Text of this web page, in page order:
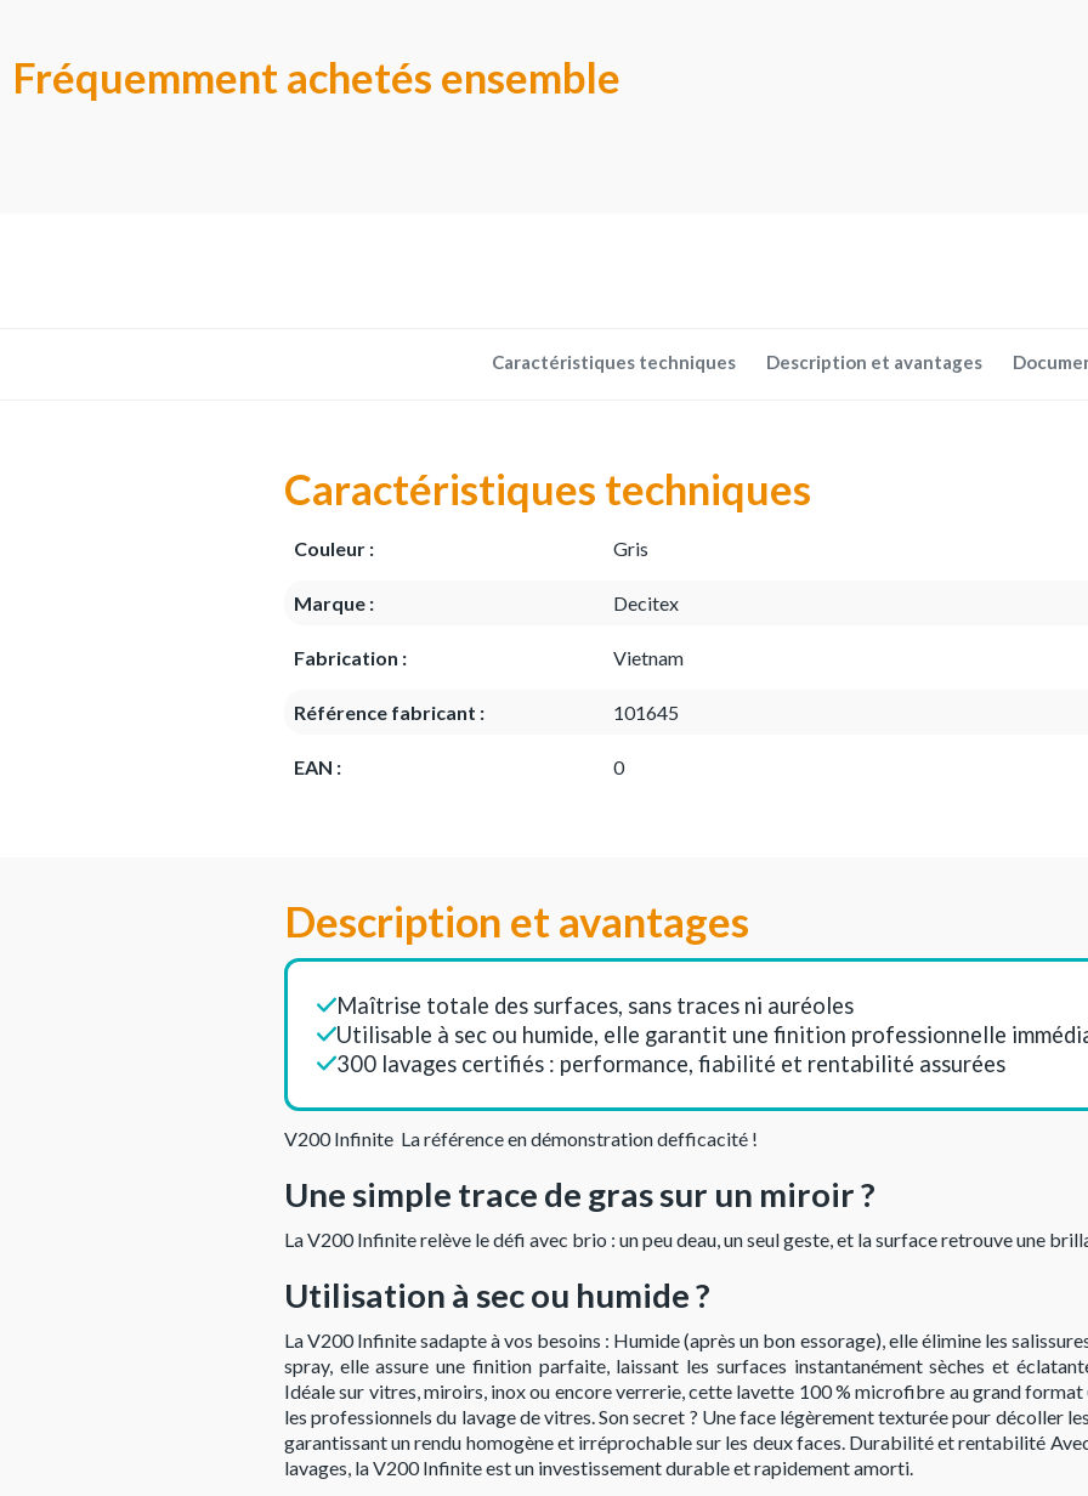
Fréquemment achetés ensemble
Caractéristiques techniques Description et avantages
Caractéristiques techniques
Couleur : Gris
Marque : Decitex
Fabrication : Vietnam
Référence fabricant : 101645
EAN : 0
Description et avantages
Maîtrise totale des surfaces, sans traces ni auréoles
Utilisable à sec ou humide, elle garantit une finition professionnelle
300 lavages certifiés : performance, fiabilité et rentabilité assurées
V200 Infinite  La référence en démonstration defficacité !
Une simple trace de gras sur un miroir ?
La V200 Infinite relève le défi avec brio : un peu deau, un seul geste, et la surface retrouve une
Utilisation à sec ou humide ?
La V200 Infinite sadapte à vos besoins : Humide (après un bon essorage), elle élimine les
spray, elle assure une finition parfaite, laissant les surfaces instantanément sèches et
Idéale sur vitres, miroirs, inox ou encore verrerie, cette lavette 100 % microfibre au grand
les professionnels du lavage de vitres. Son secret ? Une face légèrement texturée pour décoller
garantissant un rendu homogène et irréprochable sur les deux faces. Durabilité et rentabilité
lavages, la V200 Infinite est un investissement durable et rapidement amorti.